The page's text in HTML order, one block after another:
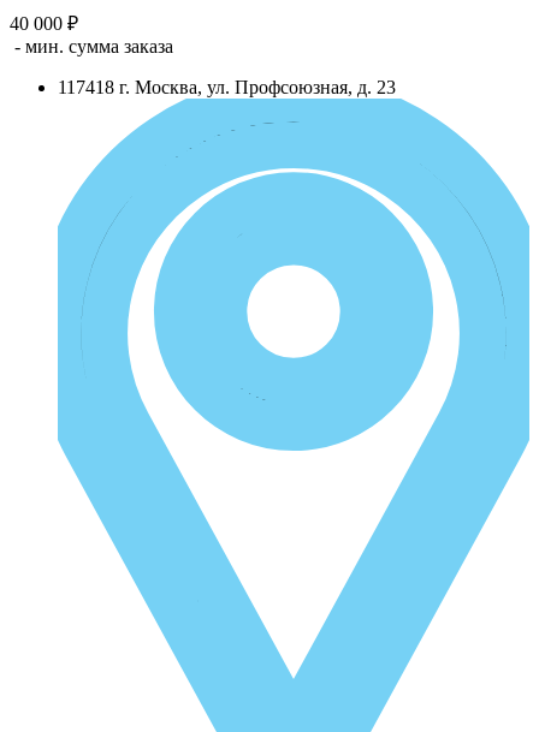
40 000 ₽
- мин. сумма заказа
117418 г. Москва, ул. Профсоюзная, д. 23